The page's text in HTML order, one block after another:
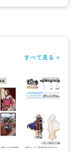
すべて見る >